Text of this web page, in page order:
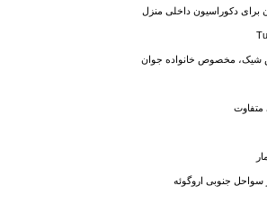
برای دکوراسیون داخلی منزل
شیک، مخصوص خانواده جوان
متفاوت
سواحل جنوبی اروگوئه